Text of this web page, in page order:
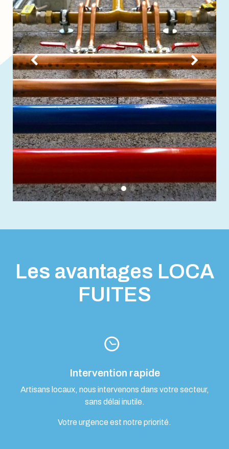
Les avantages LOCA
FUITES
Intervention rapide
Artisans locaux, nous intervenons dans votre secteur,
sans délai inutile.
Votre urgence est notre priorité.